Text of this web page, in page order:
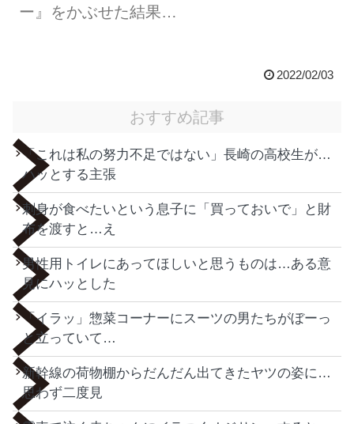
ー』をかぶせた結果…
2022/02/03
おすすめ記事
「これは私の努力不足ではない」長崎の高校生が…
ハッとする主張
刺身が食べたいという息子に「買っておいで」と財
布を渡すと…え
男性用トイレにあってほしいと思うものは…ある意
見にハッとした
「イラッ」惣菜コーナーにスーツの男たちがぼーっ
と立っていて…
新幹線の荷物棚からだんだん出てきたヤツの姿に…
思わず二度見